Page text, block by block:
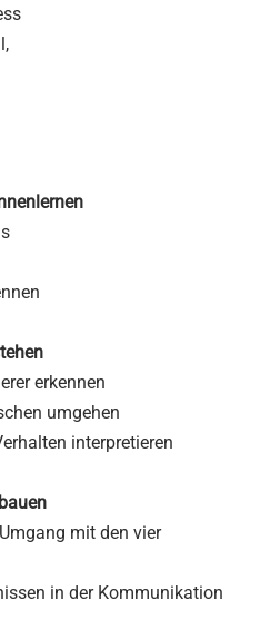
erkennen
umgehen
interpretieren
mit den vier
in der Kommunikation